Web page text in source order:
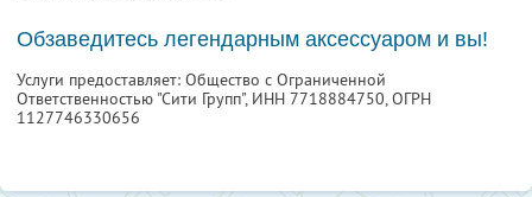
Обзаведитесь легендарным аксессуаром и вы!
Услуги предоставляет: Общество с Ограниченной
Ответственностью "Сити Групп", ИНН 7718884750, ОГРН
1127746330656